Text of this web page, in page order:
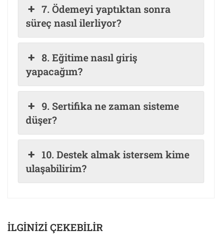
7. Ödemeyi yaptıktan sonra
süreç nasıl ilerliyor?
8. Eğitime nasıl giriş
yapacağım?
9. Sertifika ne zaman sisteme
düşer?
10. Destek almak istersem kime
ulaşabilirim?
İLGINIZI ÇEKEBILIR